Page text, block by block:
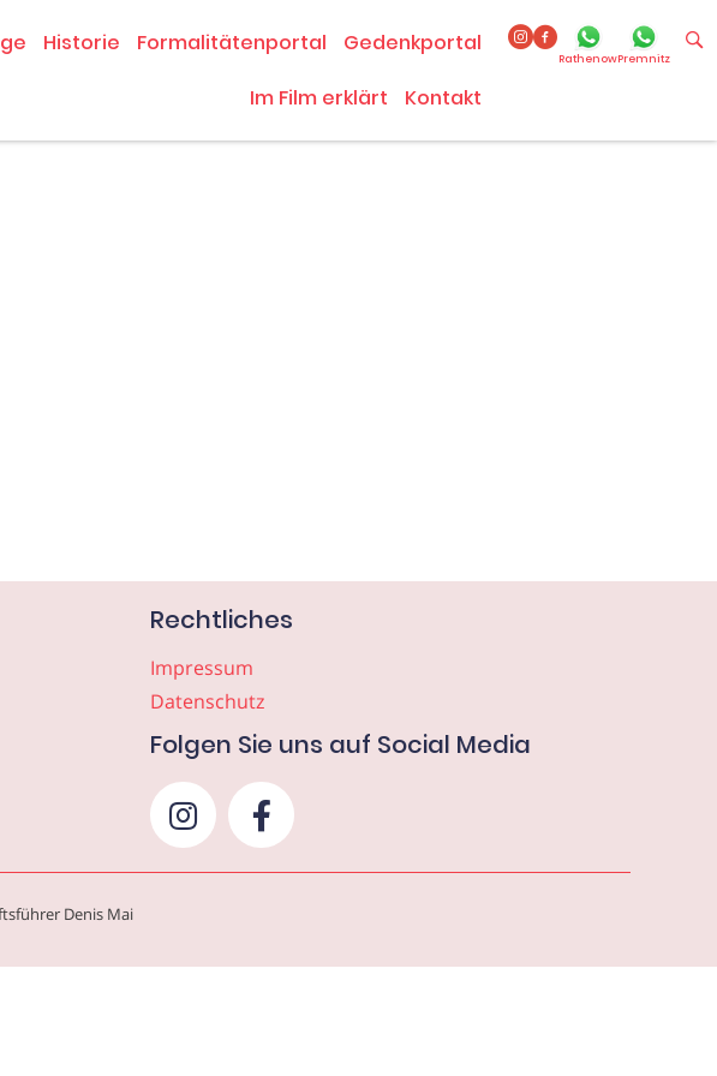
Historie Formalitätenportal
Gedenkportal
Im Film erklärt
Kontakt
RathenowPremnitz
Rechtliches
Impressum
Datenschutz
Folgen Sie uns auf Social Media
Denis Mai